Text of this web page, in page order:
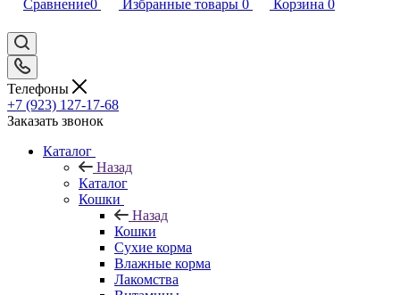
Сравнение0 Избранные товары 0 Корзина 0
Телефоны
+7 (923) 127-17-68
Заказать звонок
Каталог
Назад
Каталог
Кошки
Назад
Кошки
Сухие корма
Влажные корма
Лакомства